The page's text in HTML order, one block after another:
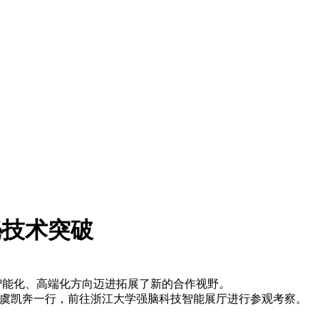
术突破
化、高端化方向迈进拓展了新的合作视野。
凯奔一行，前往浙江大学强脑科技智能展厅进行参观考察。